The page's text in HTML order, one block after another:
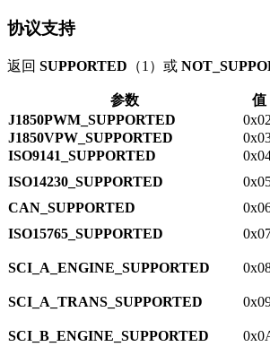
协议支持
返回 SUPPORTED （1）或
参数 值
J1850PWM_SUPPORTED
0x02
J1850VPW_SUPPORTED
ISO9141_SUPPORTED
ISO14230_SUPPORTED
CAN_SUPPORTED
ISO15765_SUPPORTED
SCI_A_ENGINE_SUPPORTED
SCI_A_TRANS_SUPPORTED
SCI_B_ENGINE_SUPPORTED